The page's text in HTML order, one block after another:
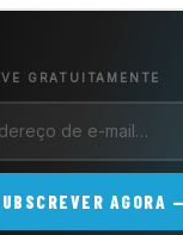
GRATUITAMENTE
AGORA